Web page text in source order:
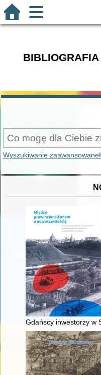
Wyszukiwanie zaawansowane
Gdańscy inwestorzy w